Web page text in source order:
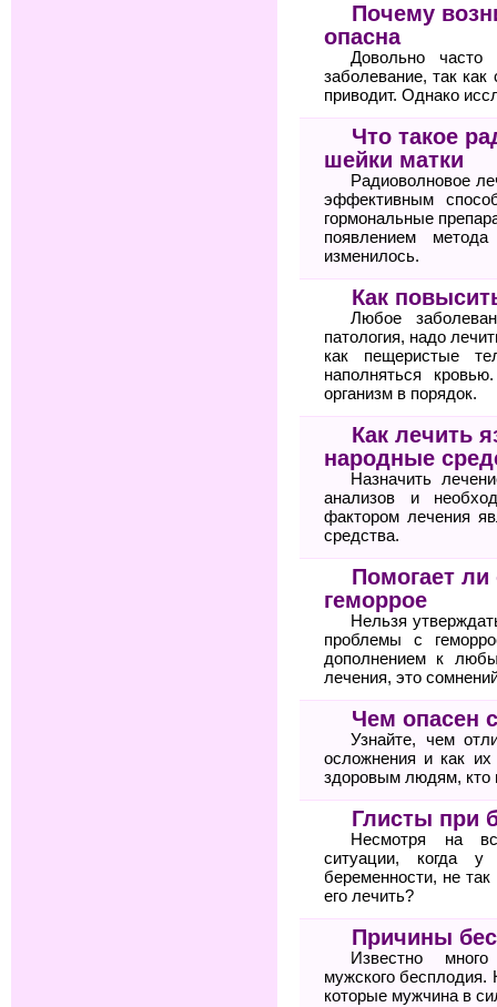
Почему
опасна
Довольно часто
заболевание, так
приводит. Однако
Что такое
шейки матки
Радиоволновое
эффективным
гормональные
появлением
изменилось.
Как
Любое
патология, надо
как пещеристые
наполняться
организм в порядок.
Как лечить
народные
Назначить
анализов и
фактором лечения
средства.
Помогает
геморрое
Нельзя
проблемы с
дополнением к
лечения, это
Чем опасен
Узнайте, чем
осложнения и как
здоровым людям, кто
Глисты при
Несмотря на
ситуации, когда
беременности, не
его лечить?
Причины
Известно
мужского бесплодия.
которые мужчина в